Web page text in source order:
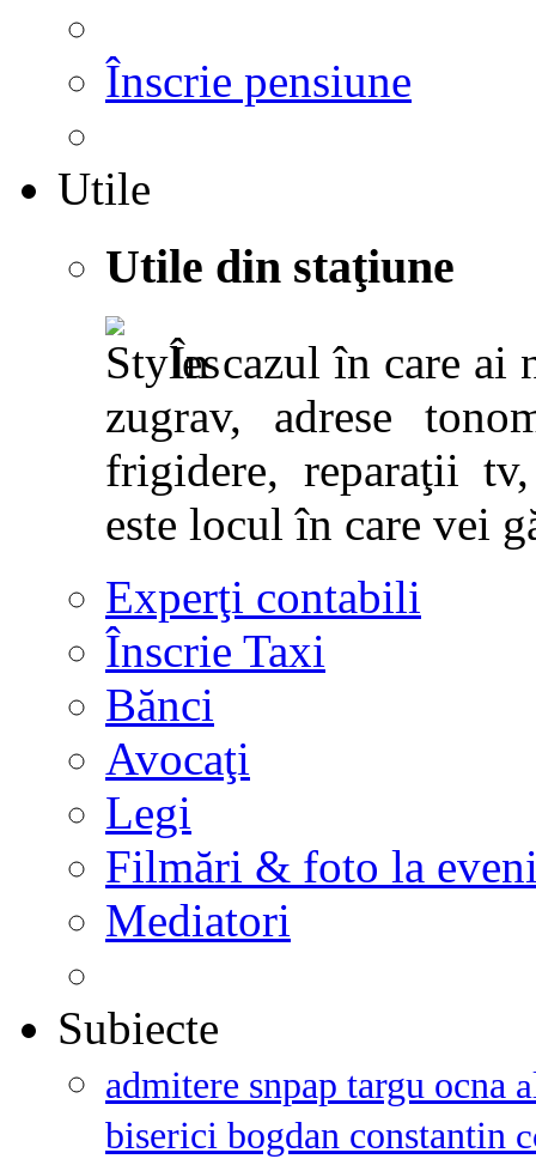
Înscrie pensiune
Utile
Utile din staţiune
În cazul în care ai
zugrav, adrese
frigidere, reparaţii
este locul în care vei
Experţi contabili
Înscrie Taxi
Bănci
Avocaţi
Legi
Filmări & foto la
Mediatori
Subiecte
admitere snpap targu ocna
biserici bogdan constantin